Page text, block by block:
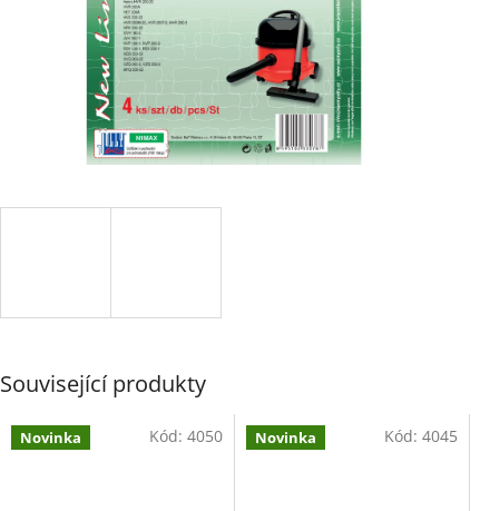
Související produkty
Novinka Kód: 4050 Novinka Kód: 4045